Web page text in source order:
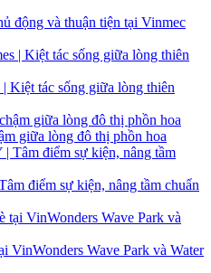
động và thuận tiện tại Vinmec
Kiệt tác sống giữa lòng thiên
giữa lòng đô thị phồn hoa
điểm sự kiện, nâng tầm chuẩn
VinWonders Wave Park và Water